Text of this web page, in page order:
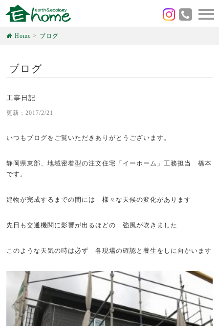
Home ブログ
ブログ
工事日記
更新：2017/2/21
いつもブログをご覧いただきありがとうございます。
静岡県東部、地域密着型の注文住宅「イーホーム」工務担当 橋本
です。
建物が完成するまでの間には 様々な天候の変化があります
先日も交通機関に影響が出るほどの 強風が吹きました
このような天気の時は必ず 各現場の確認と養生をしに向かいます